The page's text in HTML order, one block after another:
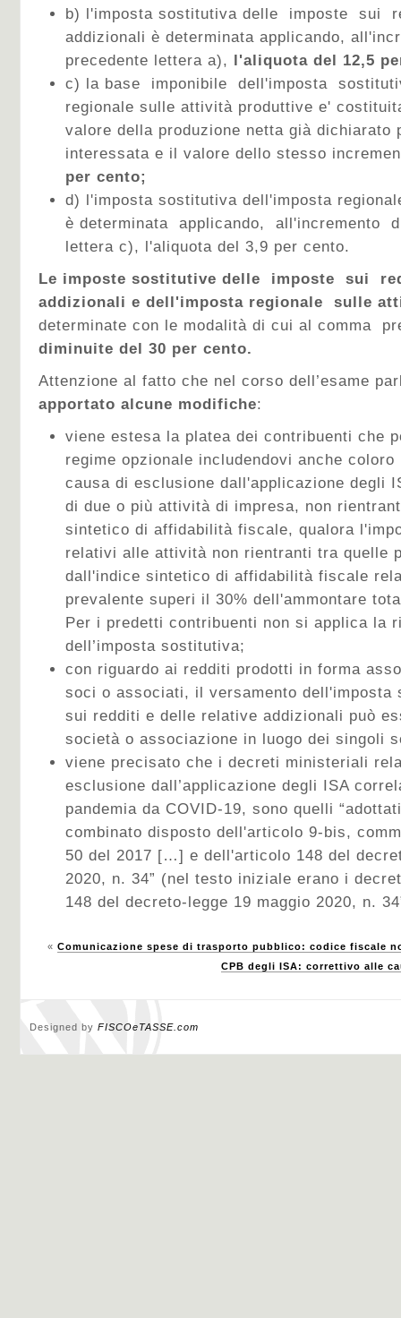
b) l'imposta sostitutiva delle imposte sui
addizionali è determinata applicando,
precedente lettera a), l'aliquota del 12,5
c) la base imponibile dell'imposta
regionale sulle attività produttive e'
valore della produzione netta già dichiarato
interessata e il valore dello stesso
per cento;
d) l'imposta sostitutiva dell'imposta
è determinata applicando, all'incremento
lettera c), l'aliquota del 3,9 per cento.
Le imposte sostitutive delle imposte sui
addizionali e dell'imposta regionale sulle
determinate con le modalità di cui al comma
diminuite del 30 per cento.
Attenzione al fatto che nel corso dell’esame
apportato alcune modifiche:
viene estesa la platea dei contribuenti che
regime opzionale includendovi anche
causa di esclusione dall'applicazione degli
di due o più attività di impresa, non
sintetico di affidabilità fiscale, qualora
relativi alle attività non rientranti tra quelle
dall'indice sintetico di affidabilità fiscale
prevalente superi il 30% dell'ammontare
Per i predetti contribuenti non si applica la
dell’imposta sostitutiva;
con riguardo ai redditi prodotti in forma
soci o associati, il versamento dell'imposta
sui redditi e delle relative addizionali può
società o associazione in luogo dei singoli
viene precisato che i decreti ministeriali
esclusione dall’applicazione degli ISA
pandemia da COVID-19, sono quelli
combinato disposto dell'articolo 9-bis,
50 del 2017 […] e dell'articolo 148 del
2020, n. 34” (nel testo iniziale erano i
148 del decreto-legge 19 maggio 2020, n.
« Comunicazione spese di trasporto pubblico: codice fiscale
CPB degli ISA: correttivo alle
Designed by FISCOeTASSE.com